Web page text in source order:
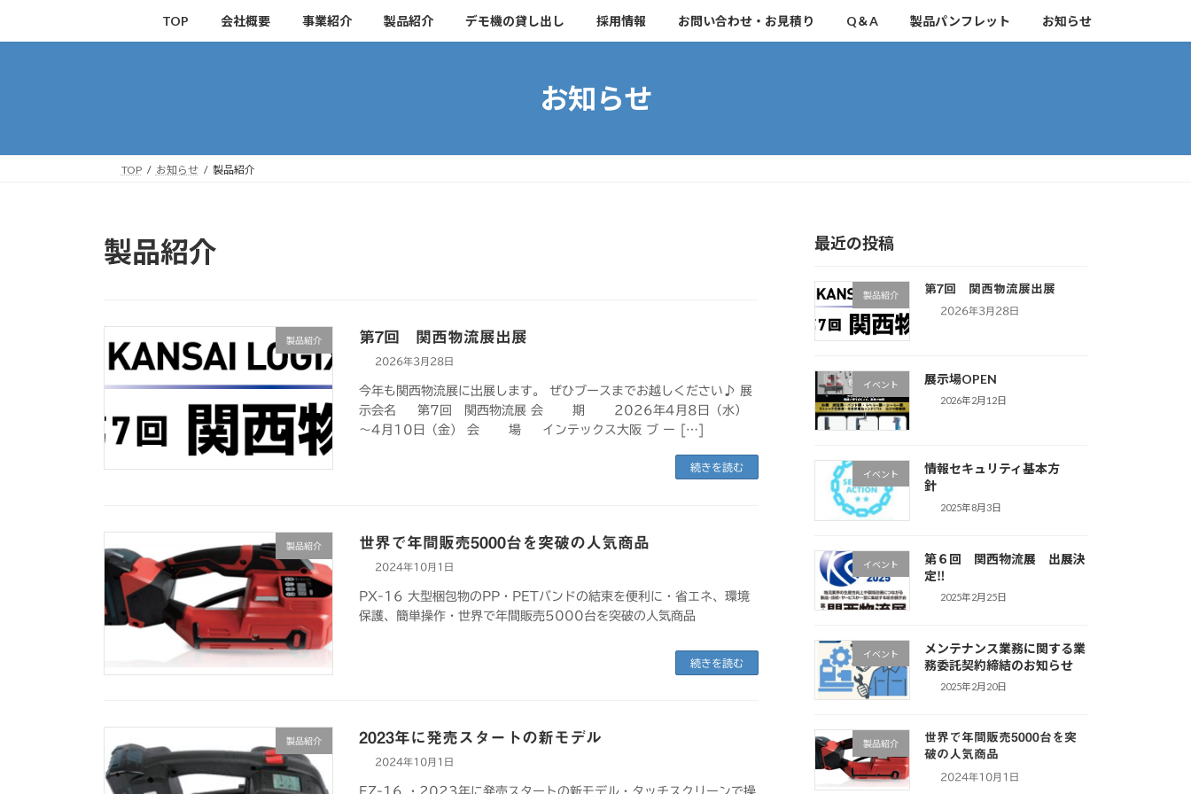
キ
に
TOP 会社概要 事業紹介 製品紹介 デモ機の貸し出し 採用情報 お問い合わせ・お見積り Q＆A 製品パンフレット お知らせ
お知らせ
TOP お知らせ 製品紹介
製品紹介
製品紹介 第7回 関西物流展出展
2026年3月28日
今年も関西物流展に出展します。 ぜひブースまでお越しください♪ 展
示会名 第7回 関西物流展 会 期 2026年4月8日（水）
～4月10日（金） 会 場 インテックス大阪 ブ ー […]
続きを読む
製品紹介 世界で年間販売5000台を突破の人気商品
2024年10月1日
PX-16 大型梱包物のPP・PETバンドの結束を便利に・省エネ、環境
保護、簡単操作・世界で年間販売5000台を突破の人気商品
続きを読む
製品紹介 2023年に発売スタートの新モデル
2024年10月1日
最近の投稿
製品紹介 第7回 関西物流展出展
2026年3月28日
イベント 展示場OPEN
2026年2月12日
イベント
情報セキュリティ基本方
針
2025年8月3日
イベント
第６回 関西物流展 出展決
定‼
2025年2月25日
イベント
メンテナンス業務に関する業
務委託契約締結のお知らせ
2025年2月20日
製品紹介
世界で年間販売5000台を突
破の人気商品
2024年10月1日